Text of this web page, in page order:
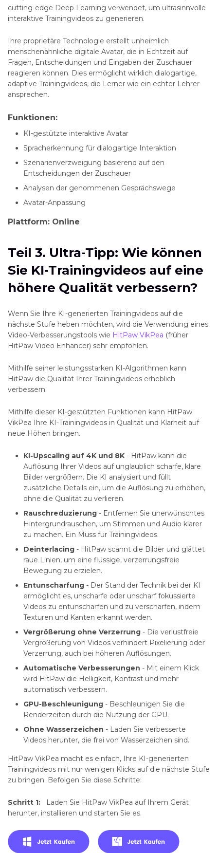
cutting-edge Deep Learning verwendet, um ultrasinnvolle
interaktive Trainingvideos zu generieren.
Ihre proprietäre Technologie erstellt unheimlich
menschenähnliche digitale Avatar, die in Echtzeit auf
Fragen, Entscheidungen und Eingaben der Zuschauer
reagieren können. Dies ermöglicht wirklich dialogartige,
adaptive Trainingvideos, die Lerner wie ein echter Lehrer
ansprechen.
Funktionen:
KI-gestützte interaktive Avatar
Spracherkennung für dialogartige Interaktion
Szenarienverzweigung basierend auf den
Entscheidungen der Zuschauer
Analysen der genommenen Gesprächswege
Avatar-Anpassung
Plattform: Online
Teil 3. Ultra-Tipp: Wie können
Sie KI-Trainingvideos auf eine
höhere Qualität verbessern?
Wenn Sie Ihre KI-generierten Trainingvideos auf die
nächste Stufe heben möchten, wird die Verwendung eines
Video-Verbesserungstools wie HitPaw VikPea (früher
HitPaw Video Enhancer) sehr empfohlen.
Mithilfe seiner leistungsstarken KI-Algorithmen kann
HitPaw die Qualität Ihrer Trainingvideos erheblich
verbessern.
Mithilfe dieser KI-gestützten Funktionen kann HitPaw
VikPea Ihre KI-Trainingvideos in Qualität und Klarheit auf
neue Höhen bringen.
KI-Upscaling auf 4K und 8K - HitPaw kann die
Auflösung Ihrer Videos auf unglaublich scharfe, klare
Bilder vergrößern. Die KI analysiert und füllt
zusätzliche Details ein, um die Auflösung zu erhöhen,
ohne die Qualität zu verlieren.
Rauschreduzierung - Entfernen Sie unerwünschtes
Hintergrundrauschen, um Stimmen und Audio klarer
zu machen. Ein Muss für Trainingvideos.
Deinterlacing - HitPaw scannt die Bilder und glättet
raue Linien, um eine flüssige, verzerrungsfreie
Bewegung zu erzielen.
Entunscharfung - Der Stand der Technik bei der KI
ermöglicht es, unscharfe oder unscharf fokussierte
Videos zu entunschärfen und zu verschärfen, indem
Texturen und Kanten erkannt werden.
Vergrößerung ohne Verzerrung - Die verlustfreie
Vergrößerung von Videos verhindert Pixelierung oder
Verzerrung, auch bei höheren Auflösungen.
Automatische Verbesserungen - Mit einem Klick
wird HitPaw die Helligkeit, Kontrast und mehr
automatisch verbessern.
GPU-Beschleunigung - Beschleunigen Sie die
Renderzeiten durch die Nutzung der GPU.
Ohne Wasserzeichen - Laden Sie verbesserte
Videos herunter, die frei von Wasserzeichen sind.
HitPaw VikPea macht es einfach, Ihre KI-generierten
Trainingvideos mit nur wenigen Klicks auf die nächste Stufe
zu bringen. Befolgen Sie diese Schritte:
Schritt 1:
Laden Sie HitPaw VikPea auf Ihrem Gerät
herunter, installieren und starten Sie es.